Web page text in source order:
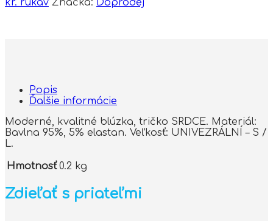
kr. rukáv Značka: Doprodej
Popis
Ďalšie informácie
Moderné, kvalitné blúzka, tričko SRDCE. Materiál:
Bavlna 95%, 5% elastan. Veľkosť: UNIVEZRÁLNÍ – S /
L.
Hmotnosť 0.2 kg
Zdieľať s priateľmi